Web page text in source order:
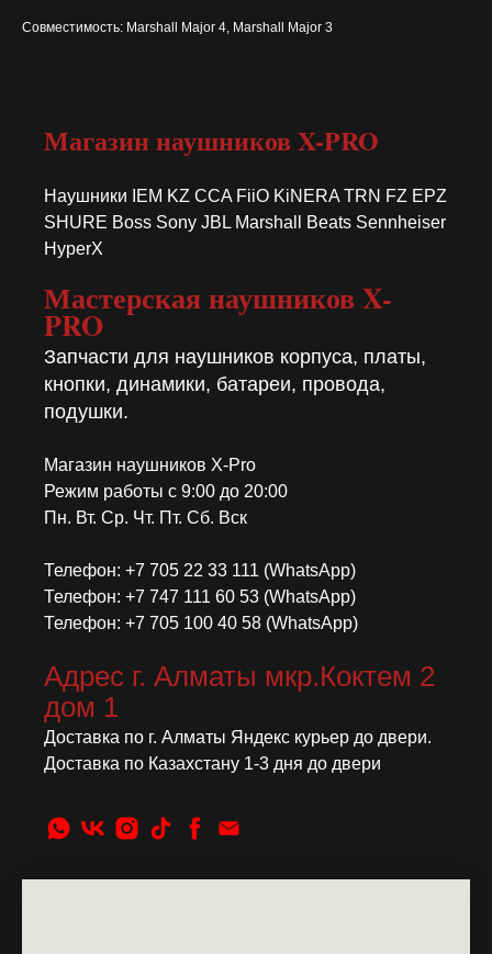
Совместимость: Marshall Major 4, Marshall Major 3
Магазин наушников X-PRO
Наушники IEM KZ CCA FiiO KiNERA TRN FZ EPZ
SHURE Boss Sony JBL Marshall Beats Sennheiser
HyperX
Мастерская наушников X-
PRO
Запчасти для наушников корпуса, платы,
кнопки, динамики, батареи, провода,
подушки.
Магазин наушников X-Pro
Режим работы с 9:00 до 20:00
Пн. Вт. Ср. Чт. Пт. Сб. Вск
Телефон: +7 705 22 33 111 (WhatsApp)
Телефон: +7 747 111 60 53 (WhatsApp)
Телефон: +7 705 100 40 58 (WhatsApp)
Адрес г. Алматы мкр.Коктем 2
дом 1
Доставка по г. Алматы Яндекс курьер до двери.
Доставка по Казахстану 1-3 дня до двери